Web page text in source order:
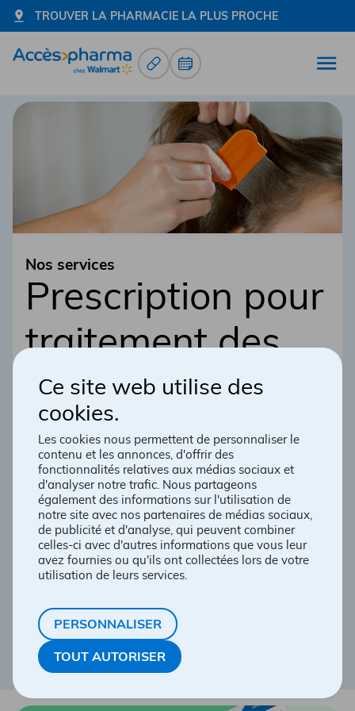
Ce site web utilise des
cookies.
Les cookies nous permettent de personnaliser le
contenu et les annonces, d'offrir des
fonctionnalités relatives aux médias sociaux et
d'analyser notre trafic. Nous partageons
également des informations sur l'utilisation de
notre site avec nos partenaires de médias sociaux,
de publicité et d'analyse, qui peuvent combiner
celles-ci avec d'autres informations que vous leur
avez fournies ou qu'ils ont collectées lors de votre
utilisation de leurs services.
PERSONNALISER
TOUT AUTORISER
TROUVER LA PHARMACIE LA PLUS PROCHE
Allez à la page d'accueil
Renouvellement d’ordonnance
Prendre un rendez-vous
Nos services
Prescription pour
traitement des
poux
La propagation est très rapide, il est donc
primordial d’agir rapidement. Le
pharmacien peut évaluer la situation et
prescrire le traitement adapté. Ainsi, vous
serez en mesure d’obtenir ce service
rapidement en plus d’avoir accès à un
remboursement. N’hésitez pas à le consulter
si vous désirez de plus amples
renseignements sur ce sujet.
PRENDRE RENDEZ-VOUS